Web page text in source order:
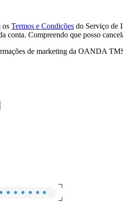
os Termos e Condições do Serviço de
conta. Compreendo que posso
de marketing da OANDA